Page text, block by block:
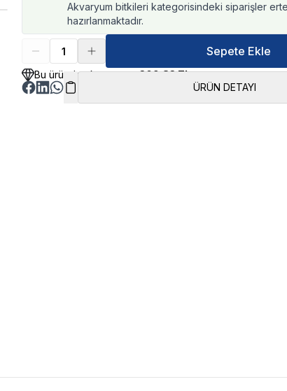
Akvaryum bitkileri kategorisindeki siparişler
hazırlanmaktadır.
Sepete Ekle
Bu üründen kazancınız309.83 TL
ÜRÜN DETAYI